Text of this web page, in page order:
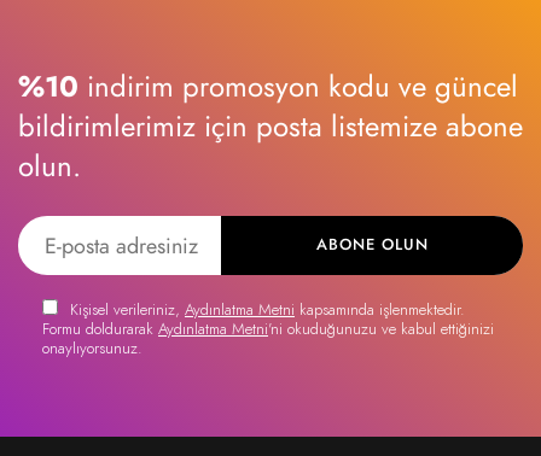
%10 indirim promosyon kodu ve güncel
bildirimlerimiz için posta listemize abone
olun.
ABONE OLUN
Kişisel verileriniz, Aydınlatma Metni kapsamında işlenmektedir.
Formu doldurarak Aydınlatma Metni'ni okuduğunuzu ve kabul ettiğinizi
onaylıyorsunuz.